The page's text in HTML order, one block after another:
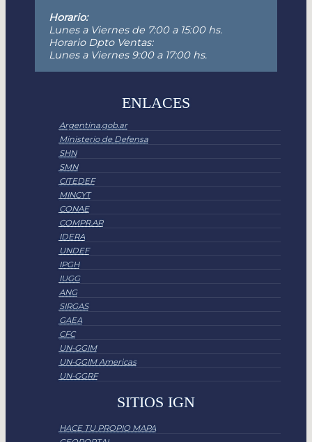
Horario:
Lunes a Viernes de 7:00 a 15:00 hs.
Horario Dpto Ventas:
Lunes a Viernes 9:00 a 17:00 hs.
ENLACES
Argentina.gob.ar
Ministerio de Defensa
SHN
SMN
CITEDEF
MINCYT
CONAE
COMPR.AR
IDERA
UNDEF
IPGH
IUGG
ANG
SIRGAS
GAEA
CFC
UN-GGIM
UN-GGIM Americas
UN-GGRF
SITIOS IGN
HACE TU PROPIO MAPA